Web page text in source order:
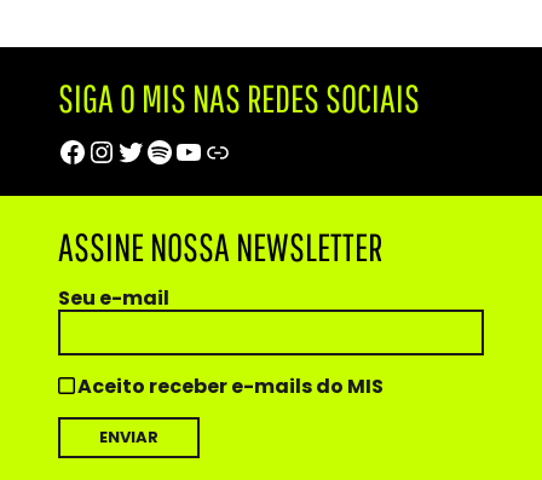
SIGA O MIS NAS REDES SOCIAIS
Facebook
Instagram
Twitter
Spotify
Youtube
Trip Advisor
ASSINE NOSSA NEWSLETTER
Seu e-mail
Aceito receber e-mails do MIS